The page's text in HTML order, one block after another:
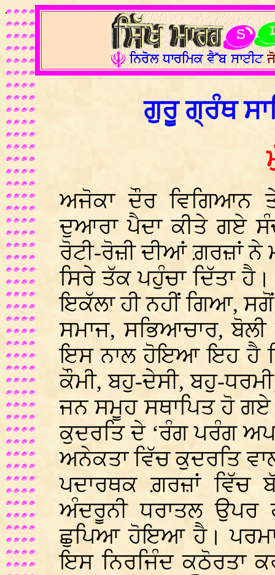
.
ਗੁਰੂ ਗ੍ਰੰਥ
ਅਜੋਕਾ ਦੌਰ ਵਿਗਿਆਨ
ਦੁਆਰਾ ਪੈਦਾ ਕੀਤੇ ਗਏ
ਰੋਟੀ-ਰੋਜ਼ੀ ਦੀਆਂ ਗ਼ਰਜ਼ਾਂ
ਸਿਰੇ ਤੱਕ ਪਹੁੰਚਾ ਦਿੱਤਾ
ਇਕੱਲਾ ਹੀ ਨਹੀਂ ਗਿਆ,
ਸਮਾਜ, ਸਭਿਆਚਾਰ,
ਇਸ ਨਾਲ ਹੋਇਆ ਇਹ ਹੈ
ਕੌਮੀ, ਬਹੁ-ਦੇਸੀ, ਬਹੁ-
ਜਨ ਸਮੂਹ ਸਥਾਪਿਤ ਹੋ
ਕੁਦਰਤਿ ਦੇ ‘ਰੰਗ ਪਰੰਗ
ਅਨੇਕਤਾ ਵਿੱਚ ਕੁਦਰਤਿ
ਪਦਾਰਥਕ ਗ਼ਰਜ਼ਾਂ ਵਿੱਚ
ਅੰਦਰੂਨੀ ਧਰਾਤਲ ਉਪਰ
ਛੁਪਿਆ ਹੋਇਆ ਹੈ।
ਇਸ ਨਿਰਜਿੰਦ ਕਠੋਰਤਾ